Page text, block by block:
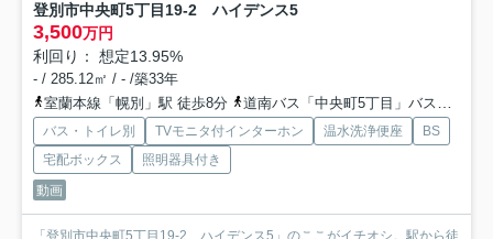
登別市中央町5丁目19-2 ハイデンス5
3,500万円
利回り： 想定13.95%
- / 285.12㎡ / - /築33年
室蘭本線「幌別」駅 徒歩8分
道南バス「中央町5丁目」バス停下車 徒歩3分
バス・トイレ別 TVモニタ付インターホン 温水洗浄便座
BS
宅配ボックス
照明器具付き
動画
「登別市中央町5丁目19-2 ハイデンス5」のここがイチオシ。駅から徒